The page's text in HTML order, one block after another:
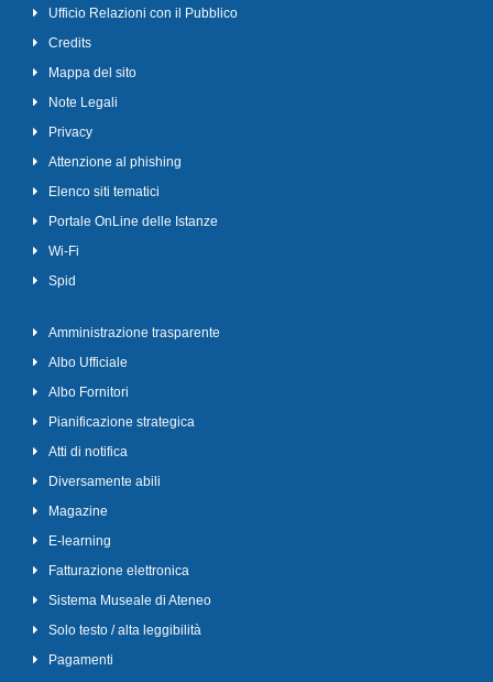
Ufficio Relazioni con il Pubblico
Credits
Mappa del sito
Note Legali
Privacy
Attenzione al phishing
Elenco siti tematici
Portale OnLine delle Istanze
Wi-Fi
Spid
Amministrazione trasparente
Albo Ufficiale
Albo Fornitori
Pianificazione strategica
Atti di notifica
Diversamente abili
Magazine
E-learning
Fatturazione elettronica
Sistema Museale di Ateneo
Solo testo / alta leggibilità
Pagamenti